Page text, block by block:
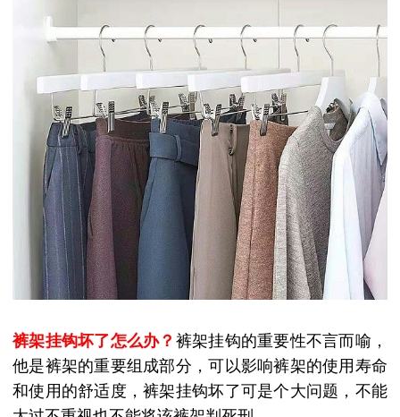
裤架挂钩坏了怎么办？ 裤架挂钩的重要性不言而喻，
他是裤架的重要组成部分，可以影响裤架的使用寿命
和使用的舒适度，裤架挂钩坏了可是个大问题，不能